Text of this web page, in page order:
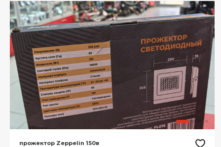
прожектор Zeppelin 150в